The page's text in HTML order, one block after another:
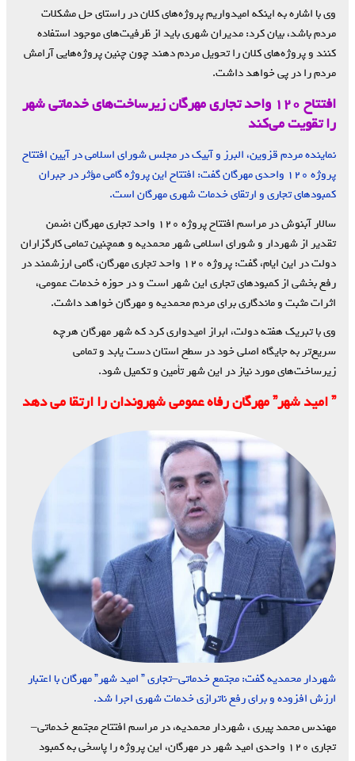
وی با اشاره به اینکه امیدواریم پروژه‌های کلان در راستای حل مشکلات
مردم باشد، بیان کرد: مدیران شهری باید از ظرفیت‌های موجود استفاده
کنند و پروژه‌های کلان را تحویل مردم دهند چون چنین پروژه‌هایی آرامش‌
مردم‌ را در پی خواهد داشت.
افتتاح ۱۲۰ واحد تجاری مهرگان زیرساخت‌های خدماتی شهر
را تقویت می‌کند
نماینده مردم قزوین، البرز و آبیک در مجلس شورای اسلامی در آیین افتتاح
پروژه ۱۲۰ واحدی مهرگان گفت: افتتاح این پروژه گامی مؤثر در جبران
کمبودهای تجاری و ارتقای خدمات شهری مهرگان است.
سالار آبنوش در مراسم افتتاح پروژه ۱۲۰ واحد تجاری مهرگان ؛ضمن
تقدیر از شهردار و شورای اسلامی شهر محمدیه و همچنین تمامی کارگزاران
دولت در این ایام، گفت: پروژه ۱۲۰ واحد تجاری مهرگان، گامی ارزشمند در
رفع بخشی از کمبودهای تجاری این شهر است و در حوزه خدمات عمومی،
اثرات مثبت و ماندگاری برای مردم محمدیه و مهرگان خواهد داشت.
وی با تبریک هفته دولت، ابراز امیدواری کرد که شهر مهرگان هرچه
سریع‌تر به جایگاه اصلی خود در سطح استان دست یابد و تمامی
زیرساخت‌های مورد نیاز در این شهر تأمین و تکمیل شود.
” امید شهر” مهرگان رفاه عمومی شهروندان را ارتقا می دهد
شهردار محمدیه گفت: مجتمع خدماتی–تجاری ” امید شهر” مهرگان با اعتبار
ارزش افزوده و برای رفع ناترازی خدمات شهری اجرا شد.
مهندس محمد پیری ، شهردار محمدیه، در مراسم افتتاح مجتمع خدماتی–
تجاری ۱۲۰ واحدی امید شهر در مهرگان، این پروژه را پاسخی به کمبود